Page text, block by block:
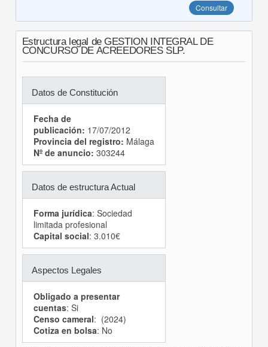
Consultar
Estructura legal de GESTION INTEGRAL DE
CONCURSO DE ACREEDORES SLP.
Datos de Constitución
Fecha de
publicación: 17/07/2012
Provincia del registro: Málaga
Nº de anuncio: 303244
Datos de estructura Actual
Forma jurídica: Sociedad
limitada profesional
Capital social: 3.010€
Aspectos Legales
Obligado a presentar
cuentas: Si
Censo cameral: (2024)
Cotiza en bolsa: No